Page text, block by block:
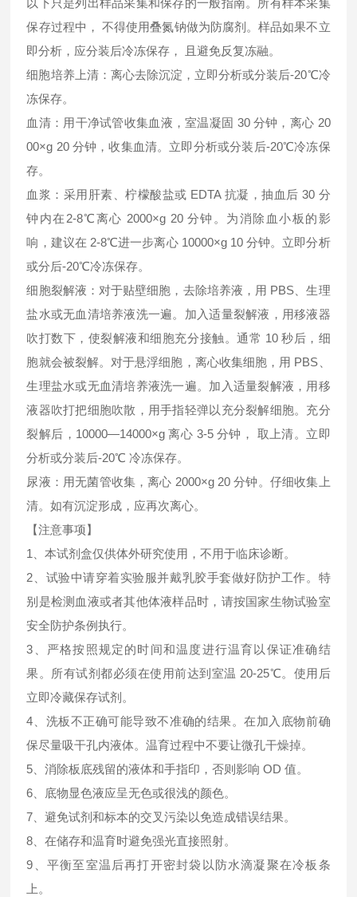
以下只是列出样品采集和保存的一般指南。所有样本采集
保存过程中， 不得使用叠氮钠做为防腐剂。样品如果不立
即分析，应分装后冷冻保存， 且避免反复冻融。
细胞培养上清：离心去除沉淀，立即分析或分装后-20℃冷
冻保存。
血清：用干净试管收集血液，室温凝固 30 分钟，离心 20
00×g 20 分钟，收集血清。立即分析或分装后-20℃冷冻保
存。
血浆：采用肝素、柠檬酸盐或 EDTA 抗凝，抽血后 30 分
钟内在2-8℃离心 2000×g 20 分钟。为消除血小板的影
响，建议在 2-8℃进一步离心 10000×g 10 分钟。立即分析
或分后-20℃冷冻保存。
细胞裂解液：对于贴壁细胞，去除培养液，用 PBS、生理
盐水或无血清培养液洗一遍。加入适量裂解液，用移液器
吹打数下，使裂解液和细胞充分接触。通常 10 秒后，细
胞就会被裂解。对于悬浮细胞，离心收集细胞，用 PBS、
生理盐水或无血清培养液洗一遍。加入适量裂解液，用移
液器吹打把细胞吹散，用手指轻弹以充分裂解细胞。充分
裂解后，10000—14000×g 离心 3-5 分钟， 取上清。立即
分析或分装后-20℃ 冷冻保存。
尿液：用无菌管收集，离心 2000×g 20 分钟。仔细收集上
清。如有沉淀形成，应再次离心。
【注意事项】
1、本试剂盒仅供体外研究使用，不用于临床诊断。
2、试验中请穿着实验服并戴乳胶手套做好防护工作。特
别是检测血液或者其他体液样品时，请按国家生物试验室
安全防护条例执行。
3、严格按照规定的时间和温度进行温育以保证准确结
果。所有试剂都必须在使用前达到室温 20-25℃。使用后
立即冷藏保存试剂。
4、洗板不正确可能导致不准确的结果。在加入底物前确
保尽量吸干孔内液体。温育过程中不要让微孔干燥掉。
5、消除板底残留的液体和手指印，否则影响 OD 值。
6、底物显色液应呈无色或很浅的颜色。
7、避免试剂和标本的交叉污染以免造成错误结果。
8、在储存和温育时避免强光直接照射。
9、平衡至室温后再打开密封袋以防水滴凝聚在冷板条
上。